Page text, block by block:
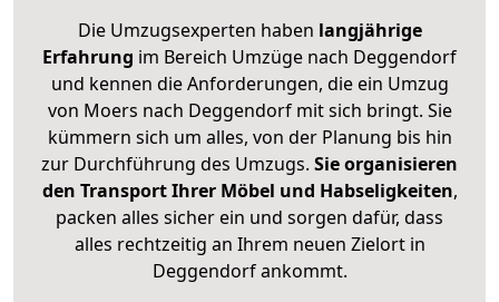
Die Umzugsexperten haben langjährige
Erfahrung im Bereich Umzüge nach Deggendorf
und kennen die Anforderungen, die ein Umzug
von Moers nach Deggendorf mit sich bringt. Sie
kümmern sich um alles, von der Planung bis hin
zur Durchführung des Umzugs. Sie organisieren
den Transport Ihrer Möbel und Habseligkeiten,
packen alles sicher ein und sorgen dafür, dass
alles rechtzeitig an Ihrem neuen Zielort in
Deggendorf ankommt.